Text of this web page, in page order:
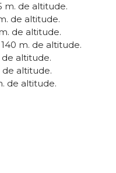
m. de altitude.
de altitude.
de altitude.
m. de altitude.
de altitude.
de altitude.
de altitude.